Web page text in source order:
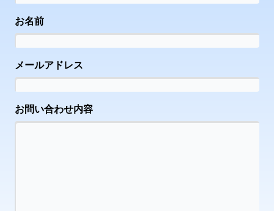
お名前
メールアドレス
お問い合わせ内容